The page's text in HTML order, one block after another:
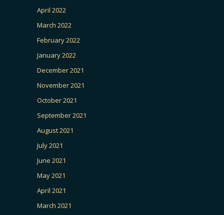
April 2022
March 2022
February 2022
January 2022
December 2021
November 2021
October 2021
September 2021
August 2021
July 2021
June 2021
May 2021
April 2021
March 2021